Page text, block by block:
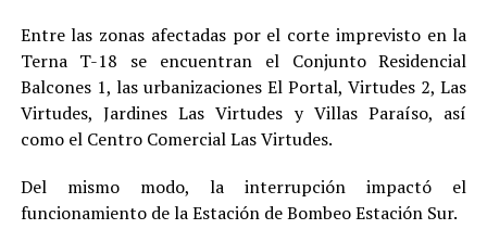
Entre las zonas afectadas por el corte imprevisto en la
Terna T-18 se encuentran el Conjunto Residencial
Balcones 1, las urbanizaciones El Portal, Virtudes 2, Las
Virtudes, Jardines Las Virtudes y Villas Paraíso, así
como el Centro Comercial Las Virtudes.
Del mismo modo, la interrupción impactó el
funcionamiento de la Estación de Bombeo Estación Sur.